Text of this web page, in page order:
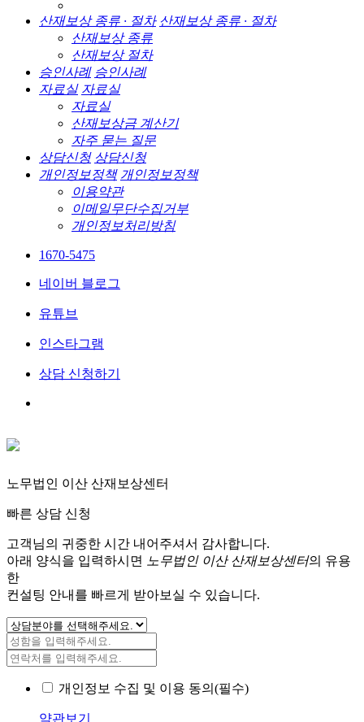
산재보상 종류 · 절차 산재보상 종류 · 절차
산재보상 종류
산재보상 절차
승인사례 승인사례
자료실 자료실
자료실
산재보상금 계산기
자주 묻는 질문
상담신청 상담신청
개인정보정책 개인정보정책
이용약관
이메일무단수집거부
개인정보처리방침
1670-5475
네이버 블로그
유튜브
인스타그램
상담 신청하기
노무법인 이산 산재보상센터
빠른 상담 신청
고객님의 귀중한 시간 내어주셔서 감사합니다.
아래 양식을 입력하시면
노무법인 이산 산재보상센터의 유용
한
컨설팅 안내를 빠르게 받아보실 수 있습니다.
개인정보 수집 및 이용 동의(필수)
약관보기